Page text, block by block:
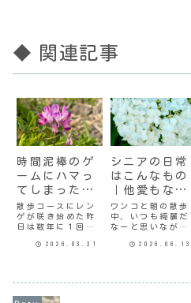
◆ 関連記事
時間泥棒のゲ
ームにハマっ
てしまった｜
ま、いいか
散歩コースにレン
ゲが咲き始めた昨
日は数年に１回あ
ム沼にハマってし
とか、あとゲーム
2026.03.31
シニアの日常
はこんなもの
｜他愛もない
ことにほっこ
り
ワンコと朝の散歩
中、いつも綺麗だ
なーと思いながら
ナベル。庭にお家
2026.06.13